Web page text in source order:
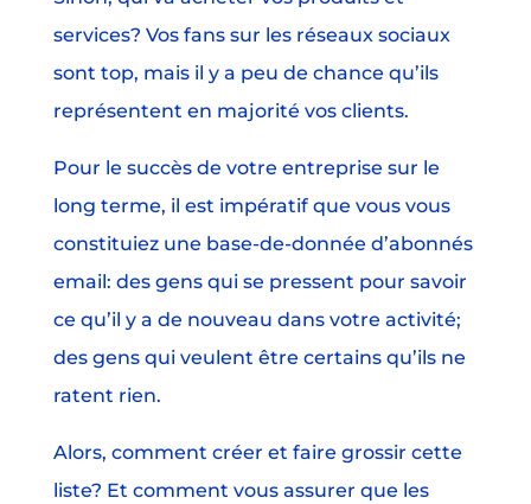
services? Vos fans sur les réseaux sociaux
sont top, mais il y a peu de chance qu’ils
représentent en majorité vos clients.
Pour le succès de votre entreprise sur le
long terme, il est impératif que vous vous
constituiez une base-de-donnée d’abonnés
email: des gens qui se pressent pour savoir
ce qu’il y a de nouveau dans votre activité;
des gens qui veulent être certains qu’ils ne
ratent rien.
Alors, comment créer et faire grossir cette
liste? Et comment vous assurer que les